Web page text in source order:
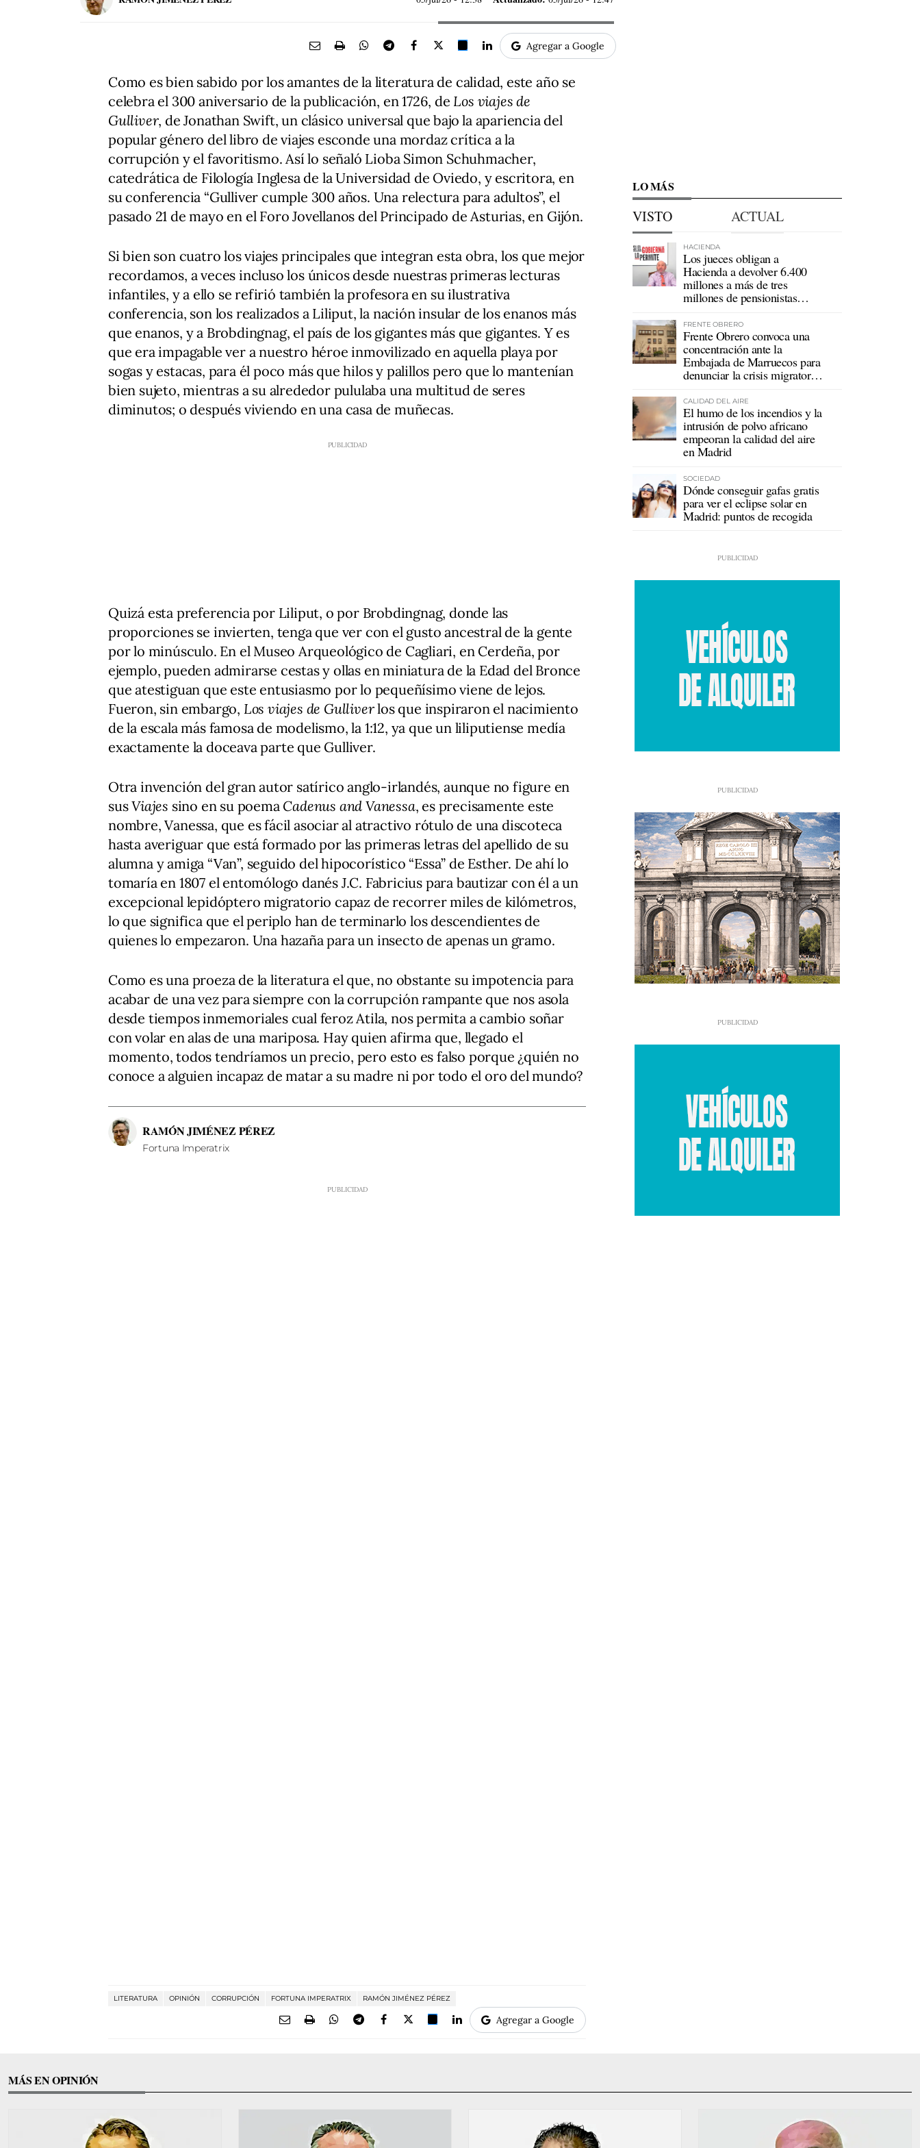
Agregar a Google
Como es bien sabido por los amantes de la literatura de calidad, este año se
celebra el 300 aniversario de la publicación, en 1726, deLos viajes de
Gulliver, de Jonathan Swift, un clásico universal que bajo la apariencia del
popular género del libro de viajes esconde una mordaz crítica a la
corrupción y el favoritismo. Así lo señaló Lioba Simon Schuhmacher,
catedrática de Filología Inglesa de la Universidad de Oviedo, y escritora, en
su conferencia “Gulliver cumple 300 años. Una relectura para adultos”, el
pasado 21 de mayo en el Foro Jovellanos del Principado de Asturias, en Gijón.
Si bien son cuatro los viajes principales que integran esta obra, los que mejor
recordamos, a veces incluso los únicos desde nuestras primeras lecturas
infantiles, y a ello se refirió también la profesora en su ilustrativa
conferencia, son los realizados a Liliput, la nación insular de los enanos más
que enanos, y a Brobdingnag, el país de los gigantes más que gigantes. Y es
que era impagable ver a nuestro héroe inmovilizado en aquella playa por
sogas y estacas, para él poco más que hilos y palillos pero que lo mantenían
bien sujeto, mientras a su alrededor pululaba una multitud de seres
diminutos; o después viviendo en una casa de muñecas.
Quizá esta preferencia por Liliput, o por Brobdingnag, donde las
proporciones se invierten, tenga que ver con el gusto ancestral de la gente
por lo minúsculo. En el Museo Arqueológico de Cagliari, en Cerdeña, por
ejemplo, pueden admirarse cestas y ollas en miniatura de la Edad del Bronce
que atestiguan que este entusiasmo por lo pequeñísimo viene de lejos.
Fueron, sin embargo, Los viajes de Gulliverlos que inspiraron el nacimiento
de la escala más famosa de modelismo, la 1:12, ya que un liliputiense medía
exactamente la doceava parte que Gulliver.
Otra invención del gran autor satírico anglo-irlandés, aunque no figure en
susViajes sino en su poema Cadenus and Vanessa, es precisamente este
nombre, Vanessa, que es fácil asociar al atractivo rótulo de una discoteca
hasta averiguar que está formado por las primeras letras del apellido de su
alumna y amiga “Van”, seguido del hipocorístico “Essa” de Esther. De ahí lo
tomaría en 1807 el entomólogo danés J.C. Fabricius para bautizar con él a un
excepcional lepidóptero migratorio capaz de recorrer miles de kilómetros,
lo que significa que el periplo han de terminarlo los descendientes de
quienes lo empezaron. Una hazaña para un insecto de apenas un gramo.
Como es una proeza de la literatura el que, no obstante su impotencia para
acabar de una vez para siempre con la corrupción rampante que nos asola
desde tiempos inmemoriales cual feroz Atila, nos permita a cambio soñar
con volar en alas de una mariposa. Hay quien afirma que, llegado el
momento, todos tendríamos un precio, pero esto es falso porque ¿quién no
conoce a alguien incapaz de matar a su madre ni por todo el oro del mundo?
RAMÓN JIMÉNEZ PÉREZ
Fortuna Imperatrix
LITERATURA OPINIÓN CORRUPCIÓN FORTUNA IMPERATRIX RAMÓN JIMÉNEZ PÉREZ
Agregar a Google
LO MÁS
VISTO ACTUAL
HACIENDA
Los jueces obligan a
Hacienda a devolver 6.400
millones a más de tres
millones de pensionistas
FRENTE OBRERO
Frente Obrero convoca una
concentración ante la
Embajada de Marruecos para
denunciar la crisis migratoria
CALIDAD DEL AIRE
El humo de los incendios y la
intrusión de polvo africano
empeoran la calidad del aire
en Madrid
SOCIEDAD
Dónde conseguir gafas gratis
para ver el eclipse solar en
Madrid: puntos de recogida
MÁS EN OPINIÓN